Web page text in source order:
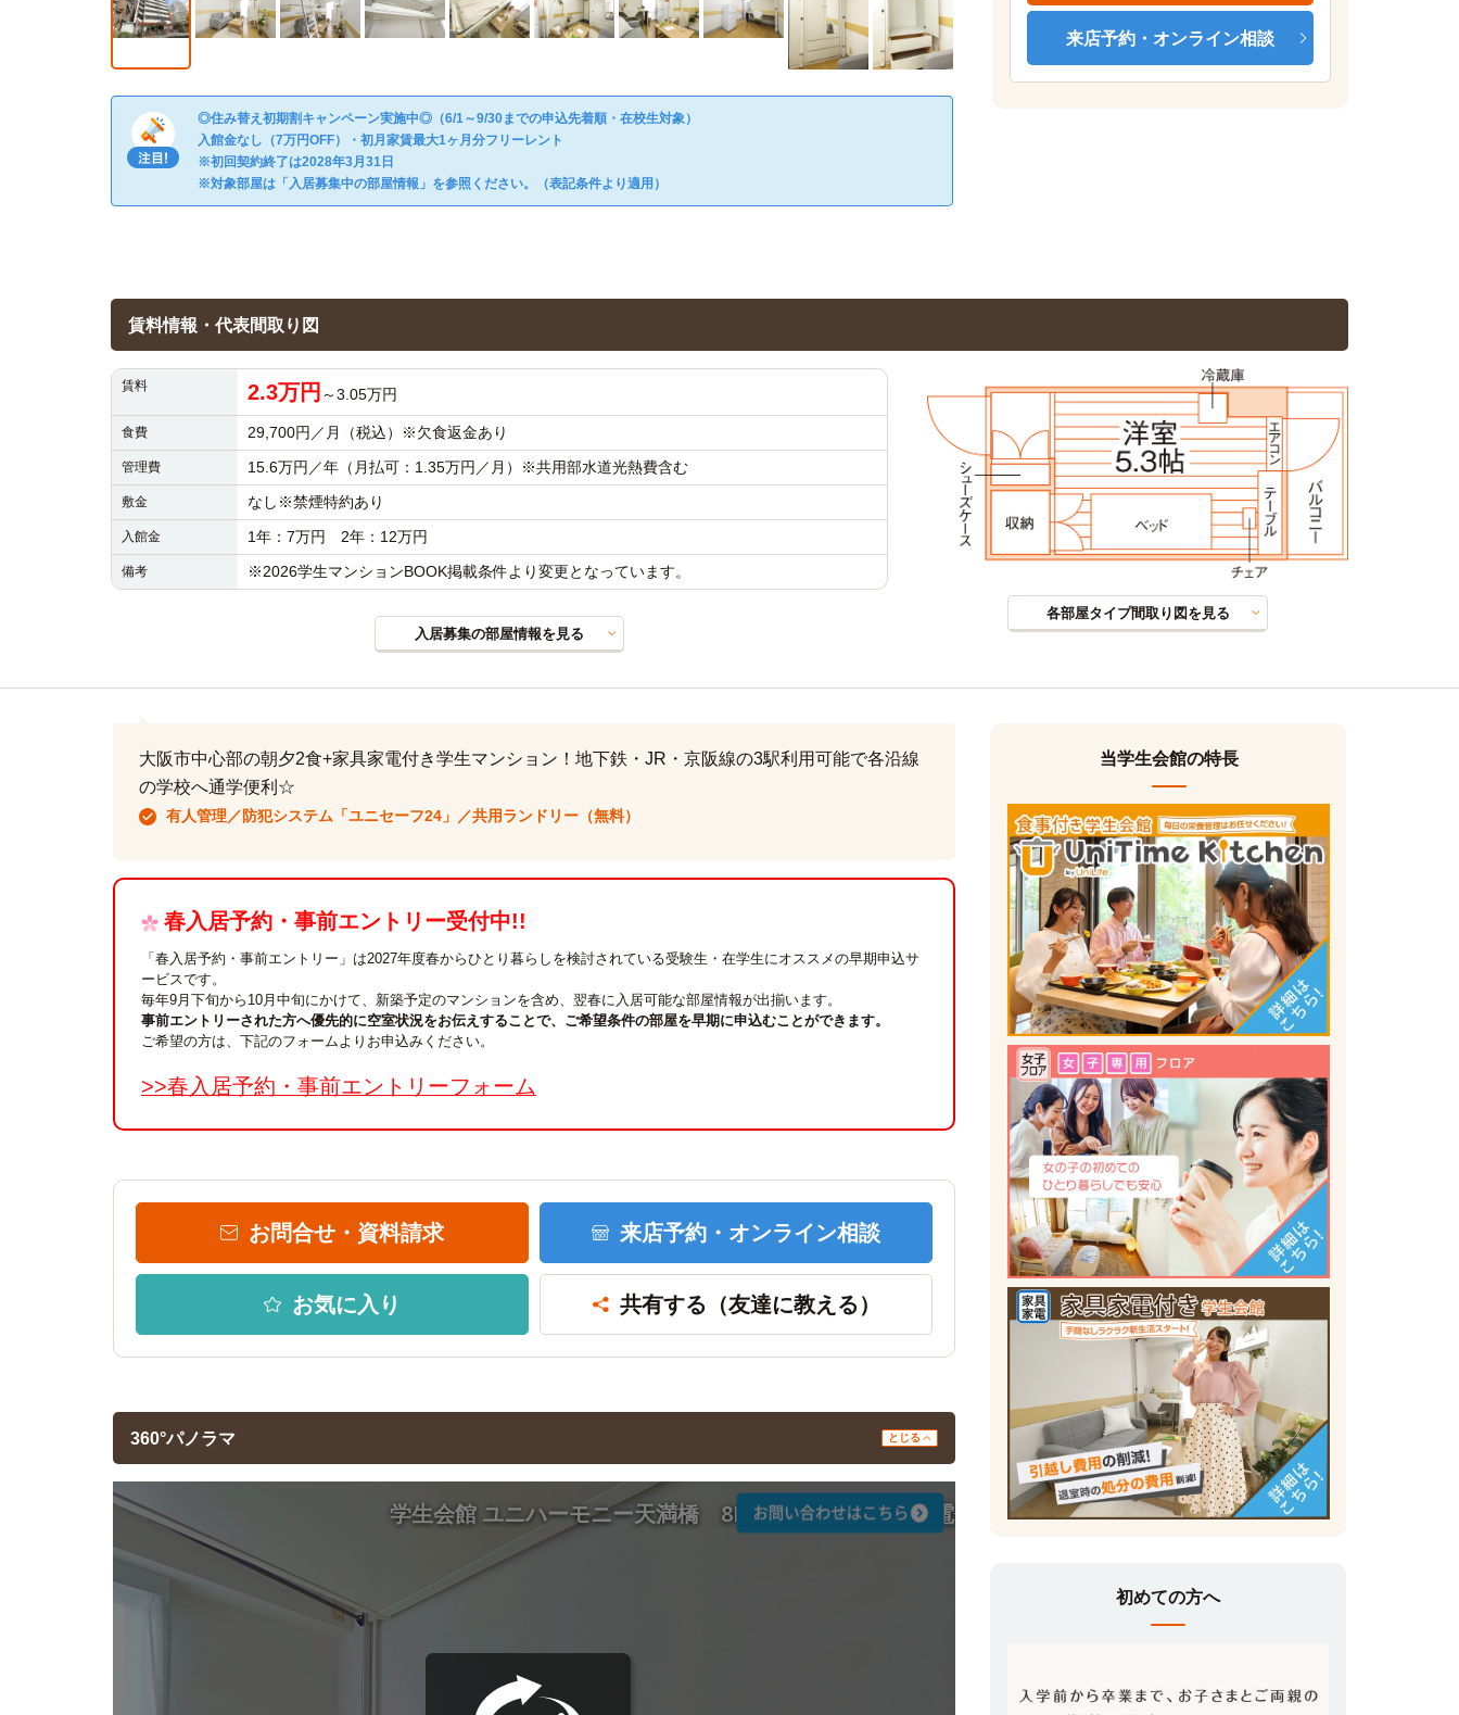
◎住み替え初期割キャンペーン実施中◎（6/1～9/30までの申込先着順・在校生対象）
入館金なし（7万円OFF）・初月家賃最大1ヶ月分フリーレント
※初回契約終了は2028年3月31日
※対象部屋は「入居募集中の部屋情報」を参照ください。（表記条件より適用）
来店予約・オンライン相談
賃料情報・代表間取り図
賃料 2.3万円 ～3.05万円
食費 29,700円／月（税込）※欠食返金あり
管理費 15.6万円／年（月払可：1.35万円／月）※共用部水道光熱費含む
敷金 なし※禁煙特約あり
入館金 1年：7万円 2年：12万円
備考 ※2026学生マンションBOOK掲載条件より変更となっています。
入居募集の部屋情報を見る
各部屋タイプ間取り図を見る
大阪市中心部の朝夕2食+家具家電付き学生マンション！地下鉄・JR・京阪線の3駅利用可能で各沿線
の学校へ通学便利☆
有人管理／防犯システム「ユニセーフ24」／共用ランドリー（無料）
春入居予約・事前エントリー受付中!!
「春入居予約・事前エントリー」は2027年度春からひとり暮らしを検討されている受験生・在学生にオススメの早期申込サ
ービスです。
毎年9月下旬から10月中旬にかけて、新築予定のマンションを含め、翌春に入居可能な部屋情報が出揃います。
事前エントリーされた方へ優先的に空室状況をお伝えすることで、ご希望条件の部屋を早期に申込むことができます。
ご希望の方は、下記のフォームよりお申込みください。
>>春入居予約・事前エントリーフォーム
お問合せ・資料請求 来店予約・ オンライン相談
お気に入り 共有する （友達に教える）
360°パノラマ とじる
当学生会館の特長
初めての方へ